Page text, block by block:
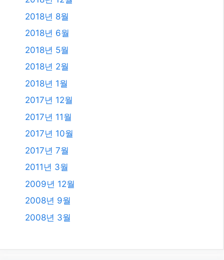
2017년 7월
2011년 3월
2009년 12월
2008년 9월
2008년 3월
카테고리
AI
All
Etc.
IT